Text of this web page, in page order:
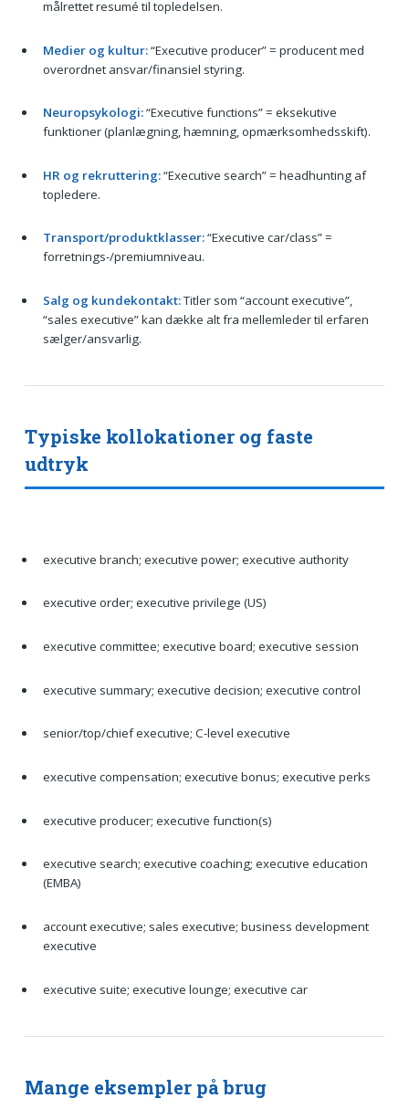
målrettet resumé til topledelsen.
Medier og kultur:“Executive producer” = producent med
overordnet ansvar/finansiel styring.
Neuropsykologi:“Executive functions” = eksekutive
funktioner (planlægning, hæmning, opmærksomhedsskift).
HR og rekruttering:“Executive search” = headhunting af
topledere.
Transport/produktklasser:“Executive car/class” =
forretnings-/premiumniveau.
Salg og kundekontakt:Titler som “account executive”,
“sales executive” kan dække alt fra mellemleder til erfaren
sælger/ansvarlig.
Typiske kollokationer og faste
udtryk
executive branch; executive power; executive authority
executive order; executive privilege (US)
executive committee; executive board; executive session
executive summary; executive decision; executive control
senior/top/chief executive; C-level executive
executive compensation; executive bonus; executive perks
executive producer; executive function(s)
executive search; executive coaching; executive education
(EMBA)
account executive; sales executive; business development
executive
executive suite; executive lounge; executive car
Mange eksempler på brug